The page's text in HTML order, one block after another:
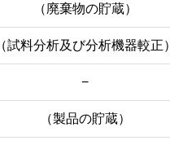
（廃棄物の貯蔵）
（試料分析及び分析機器較正）
−
（製品の貯蔵）